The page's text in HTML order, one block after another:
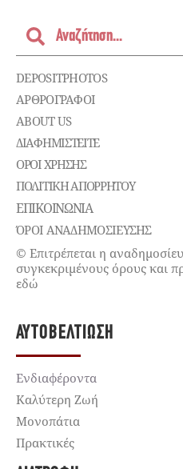
DEPOSITPHOTOS
ΑΡΘΡΟΓΡΑΦΟΙ
ABOUT US
ΔΙΑΦΗΜΙΣΤΕΊΤΕ
ΌΡΟΙ ΧΡΉΣΗΣ
ΠΟΛΙΤΙΚΉ ΑΠΟΡΡΉΤΟΥ
ΕΠΙΚΟΙΝΩΝΊΑ
ΌΡΟΙ ΑΝΑΔΗΜΟΣΙΕΥΣΗΣ
© Επιτρέπεται η
συγκεκριμένους όρους και
εδώ
ΑΥΤΟΒΕΛΤΊΩΣΗ
Ενδιαφέροντα
Καλύτερη Ζωή
Μονοπάτια
Πρακτικές